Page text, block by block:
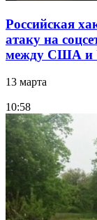
Российская
атаку на
между США и
13 марта
10:58